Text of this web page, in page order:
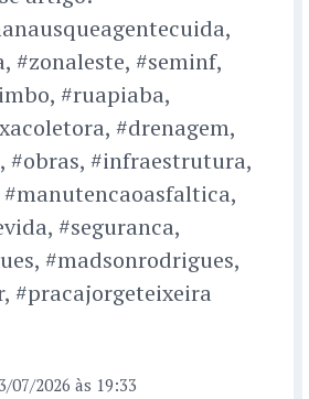
#zonaleste, #seminf,
#ruapiaba,
#drenagem,
#obras, #infraestrutura,
#seguranca,
#madsonrodrigues,
#pracajorgeteixeira
07/2026 às 19:33